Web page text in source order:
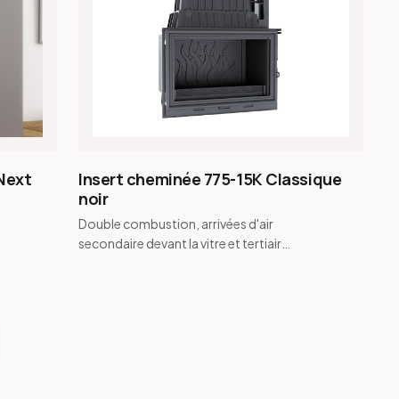
Insert cheminée 775-15K Classique
noir
Double combustion, arrivées d'air
secondaire devant la vitre et tertiaire